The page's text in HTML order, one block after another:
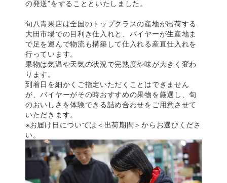
の発送”をすることといたしました。
旬八青果店は全国のトップクラスの産地が出荷する
大田市場での目利き仕入れと、バイヤーが生産地ま
で足を運んで物流も構築して仕入れる産直仕入れを
行っています。
果物は気温や天気の状況で完熟度や味が大きく変わ
ります。
到着日を細かくご指定いただくことはできません
が、バイヤーがその時おすすめの果物を厳選し、旬
のおいしさを体験できる詰め合わせをご用意させて
いただきます。
※お届け日については＜出荷期間＞からお選びくださ
い。